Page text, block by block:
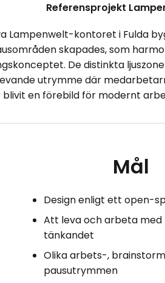
Referensprojekt
Lampenwelt-kontoret i Fulda
skapades, som
De distinkta
utrymme där
blivit en förebild för modernt
Mål
Design enligt ett open-
Att leva och arbeta med
tänkandet
Olika arbets-,
pausutrymmen